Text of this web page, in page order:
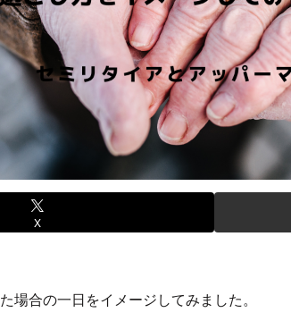
X
場合の一日をイメージしてみました。